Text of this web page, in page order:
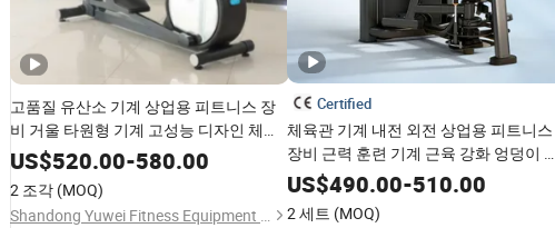
고품질 유산소 기계 상업용 피트니스 장
비 거울 타원형 기계 고성능 디자인 체육
관 사용용
US$520.00-580.00
2 조각 (MOQ)
Shandong Yuwei Fitness Equipment Co., Ltd
Certified
체육관 기계 내전 외전 상업용 피트니스
장비 근력 훈련 기계 근육 강화 엉덩이 기
계 스포츠 운동 장비
US$490.00-510.00
2 세트 (MOQ)